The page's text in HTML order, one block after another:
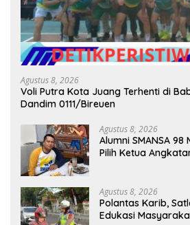
Agustus 8, 2026
Voli Putra Kota Juang Terhenti di
Dandim 0111/Bireuen
Agustus 8, 2026
Alumni SMANSA
Pilih Ketua
Agustus 8, 2026
Polantas Karib,
Edukasi